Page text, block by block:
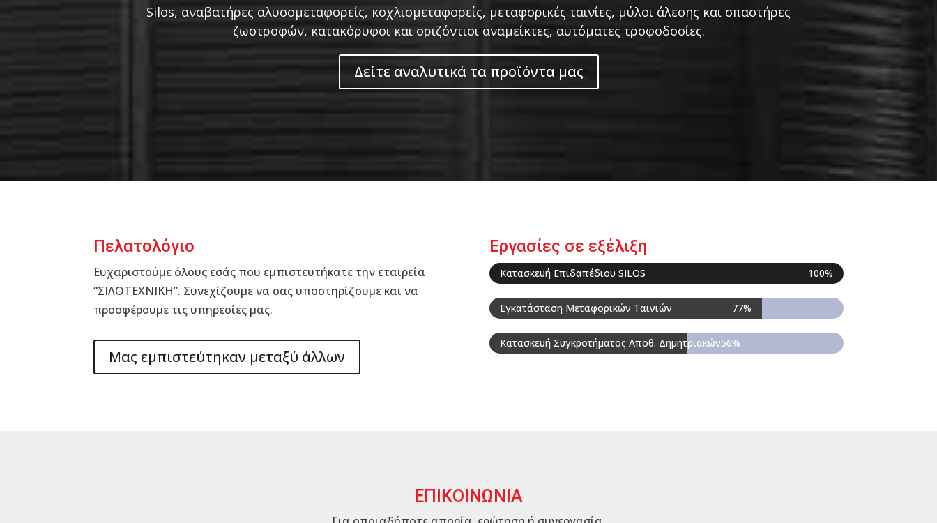
Silos, αναβατήρες αλυσομεταφορείς, κοχλιομεταφορείς, μεταφορικές ταινίες, μύλοι άλεσης και σπαστήρες
ζωοτροφών, κατακόρυφοι και οριζόντιοι αναμείκτες, αυτόματες τροφοδοσίες.
Δείτε αναλυτικά τα προϊόντα μας
Πελατολόγιο
Ευχαριστούμε όλους εσάς που εμπιστευτήκατε την εταιρεία
“ΣΙΛΟΤΕΧΝΙΚΗ”. Συνεχίζουμε να σας υποστηρίζουμε και να
προσφέρουμε τις υπηρεσίες μας.
Μας εμπιστεύτηκαν μεταξύ άλλων
Εργασίες σε εξέλιξη
Κατασκευή Επιδαπέδιου SILOS 100%
Εγκατάσταση Μεταφορικών Ταινιών 77%
Κατασκευή Συγκροτήματος Αποθ. Δημητριακών56%
ΕΠΙΚΟΙΝΩΝΙΑ